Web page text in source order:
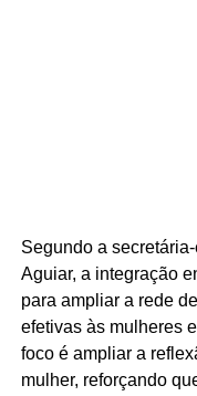
Segundo a
Aguiar, a integração
para ampliar a rede
efetivas às mulheres
foco é ampliar a
mulher, reforçando